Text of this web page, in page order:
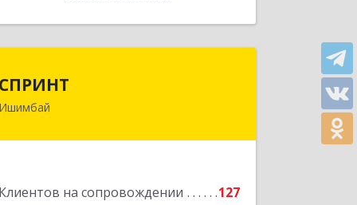
СПРИНТ
Ишимбай
Клиентов на сопровождении
127
Подробнее